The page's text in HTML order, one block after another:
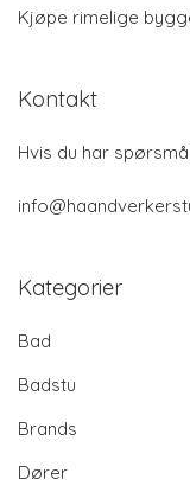
Kjøpe rimelige
Kontakt
Hvis du har
Kategorier
Bad
Badstu
Brands
Dører